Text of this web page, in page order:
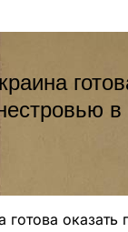
в
готова